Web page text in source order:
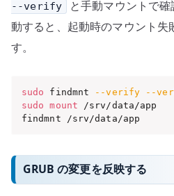
--verify
と手動マウントで
動すると、起動時のマウント失
す。
sudo findmnt --verify
--
sudo
mount /srv/data/app
findmnt /srv/data/app
GRUB の変更を反映する